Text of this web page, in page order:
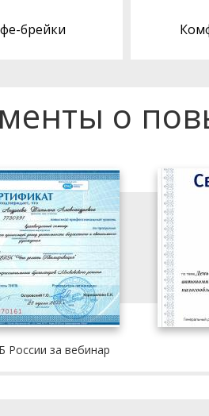
брейки
о
России за вебинар